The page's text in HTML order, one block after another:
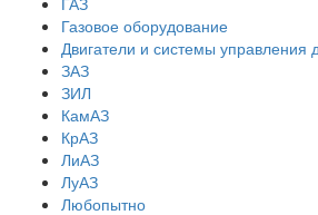
Газовое оборудование
Двигатели и системы управления
ЗАЗ
ЗИЛ
КамАЗ
КрАЗ
ЛиАЗ
ЛуАЗ
Любопытно